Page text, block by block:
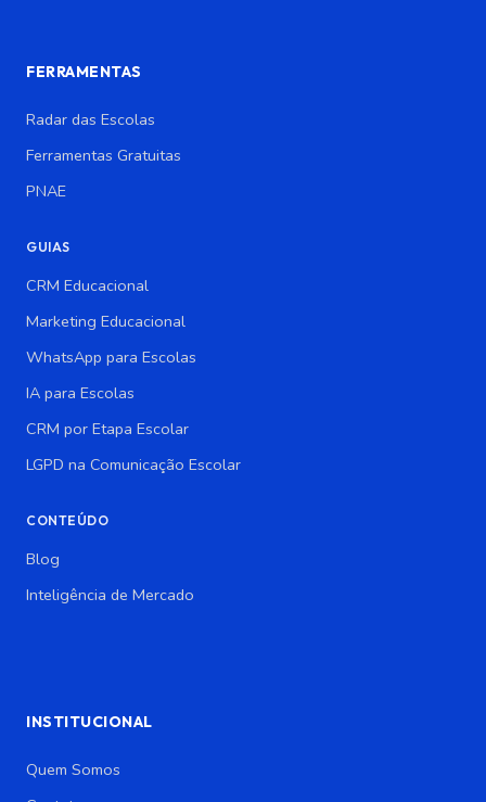
FERRAMENTAS
Radar das Escolas
Ferramentas Gratuitas
PNAE
GUIAS
CRM Educacional
Marketing Educacional
WhatsApp para Escolas
IA para Escolas
CRM por Etapa Escolar
LGPD na Comunicação Escolar
CONTEÚDO
Blog
Inteligência de Mercado
INSTITUCIONAL
Quem Somos